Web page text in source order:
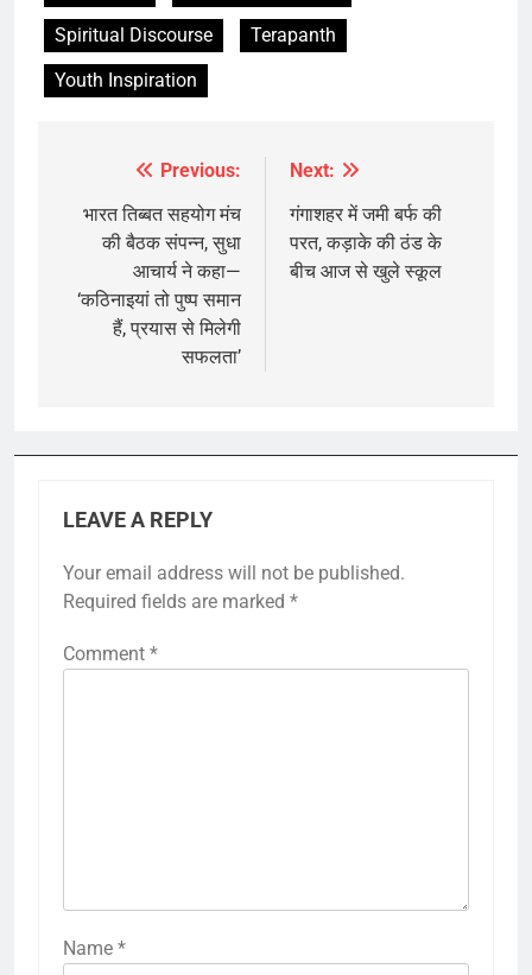
Spiritual Discourse
Terapanth
Youth Inspiration
navigation
Previous:
भारत तिब्बत सहयोग मंच
की बैठक संपन्न, सुधा
आचार्य ने कहा—
‘कठिनाइयां तो पुष्प समान
हैं, प्रयास से मिलेगी
सफलता’
Next:
गंगाशहर में जमी बर्फ की
परत, कड़ाके की ठंड के
बीच आज से खुले स्कूल
LEAVE A REPLY
Your email address will not be published.
Required fields are marked *
Comment *
Name *